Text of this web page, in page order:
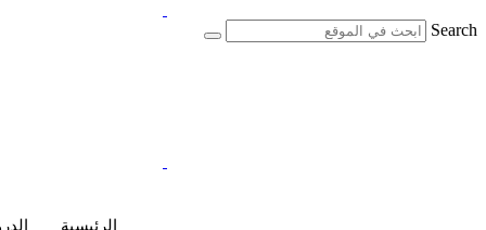
Search
الرئيسية